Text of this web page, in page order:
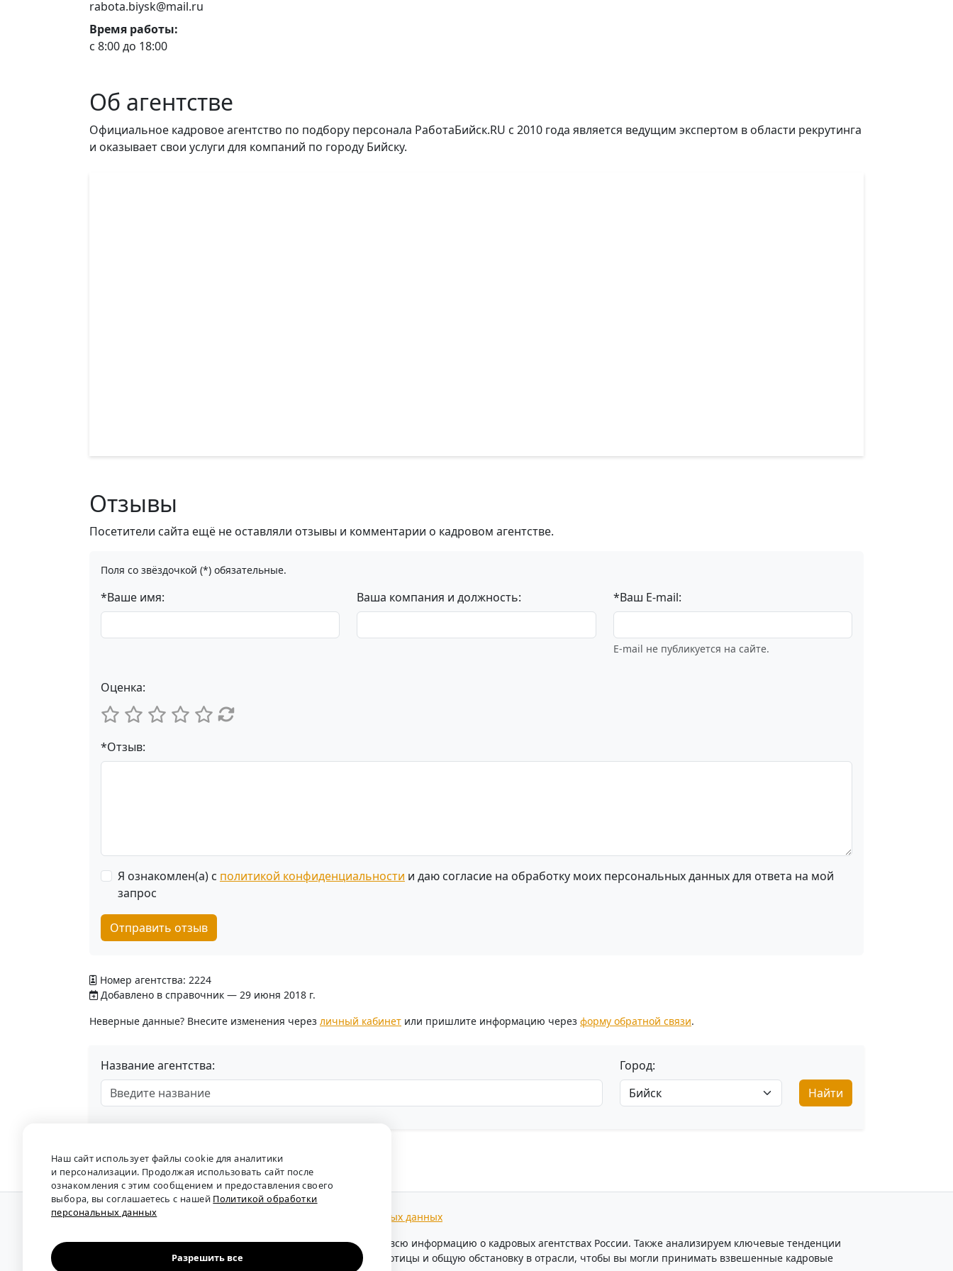
rabota.biysk@mail.ru
Время работы:
с 8:00 до 18:00
Об агентстве
Официальное кадровое агентство по подбору персонала РаботаБийск.RU с 2010 года является ведущим экспертом в области рекрутинга
и оказывает свои услуги для компаний по городу Бийску.
Отзывы
Посетители сайта ещё не оставляли отзывы и комментарии о кадровом агентстве.
Поля со звёздочкой (*) обязательные.
*Ваше имя: Ваша компания и должность: *Ваш E-mail:
E-mail не публикуется на сайте.
Оценка:
*Отзыв:
Я ознакомлен(а) с политикой конфиденциальности и даю согласие на обработку моих персональных данных для ответа на мой
запрос
Отправить отзыв
Номер агентства: 2224
Добавлено в справочник — 29 июня 2018 г.
Неверные данные? Внесите изменения через личный кабинет или пришлите информацию через форму обратной связи.
Название агентства:
Город:
Найти
О проекте•Обратная связь
Политика обработки персональных данных
Мы собираем отзывы, составляем рейтинги и предоставляем всю информацию о кадровых агентствах России. Также анализируем ключевые тенденции
рынка труда: отслеживаем динамику зарплат, уровень безработицы и общую обстановку в отрасли, чтобы вы могли принимать взвешенные кадровые
Наш сайт использует файлы cookie для аналитики
и персонализации. Продолжая использовать сайт после
ознакомления с этим сообщением и предоставления своего
выбора, вы соглашаетесь с нашей Политикой обработки
персональных данных
Разрешить все